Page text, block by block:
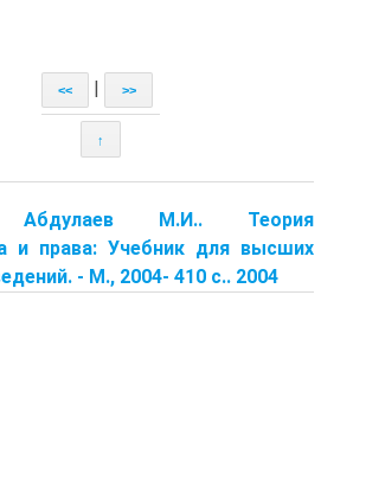
<< >>
↑
Абдулаев М.И.. Теория
и права: Учебник для высших
- М., 2004- 410 с.. 2004